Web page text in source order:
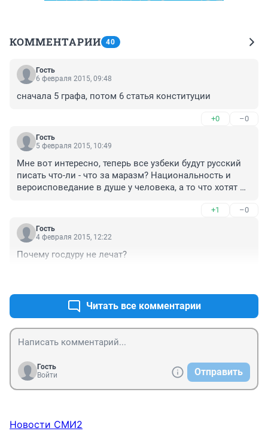
КОММЕНТАРИИ 40
Гость
6 февраля 2015, 09:48
сначала 5 графа, потом 6 статья конституции
+0 –0
Гость
5 февраля 2015, 10:49
Мне вот интересно, теперь все узбеки будут русский
писать что-ли - что за маразм? Национальность и
вероисповедание в душе у человека, а то что хотят
ребеночек - копия мамочки- КАКАЯ
НАЦИОНАЛЬНОСТь ПРИЧИТАЕТСЯ? А если папа не
теперь - развод и девичья фамилия?
+1 –0
Гость
4 февраля 2015, 12:22
Почему госдуру не лечат?
Читать все комментарии
Гость
Войти
Отправить
Новости СМИ2